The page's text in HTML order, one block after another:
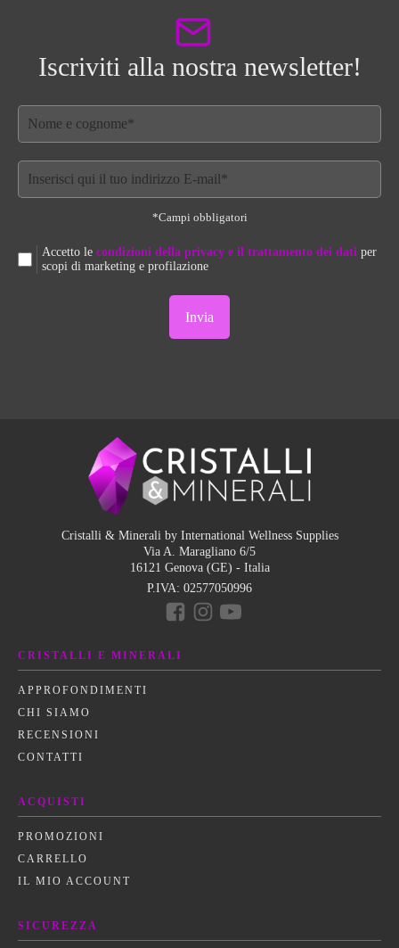
Iscriviti alla nostra newsletter!
*Campi obbligatori
Accetto le condizioni della privacy e il trattamento dei dati per
scopi di marketing e profilazione
Cristalli & Minerali by International Wellness Supplies
Via A. Maragliano 6/5
16121 Genova (GE) - Italia
P.IVA: 02577050996
CRISTALLI E MINERALI
APPROFONDIMENTI
CHI SIAMO
RECENSIONI
CONTATTI
ACQUISTI
PROMOZIONI
CARRELLO
IL MIO ACCOUNT
SICUREZZA